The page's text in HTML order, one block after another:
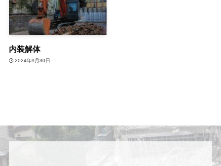
内装解体
2024年9月30日